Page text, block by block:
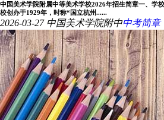
中国美术学院附属中等美术学校2026年招生简章一、学
校创办于1929年，时称“国立杭州......
2026-03-27 中国美术学院附中中考简章